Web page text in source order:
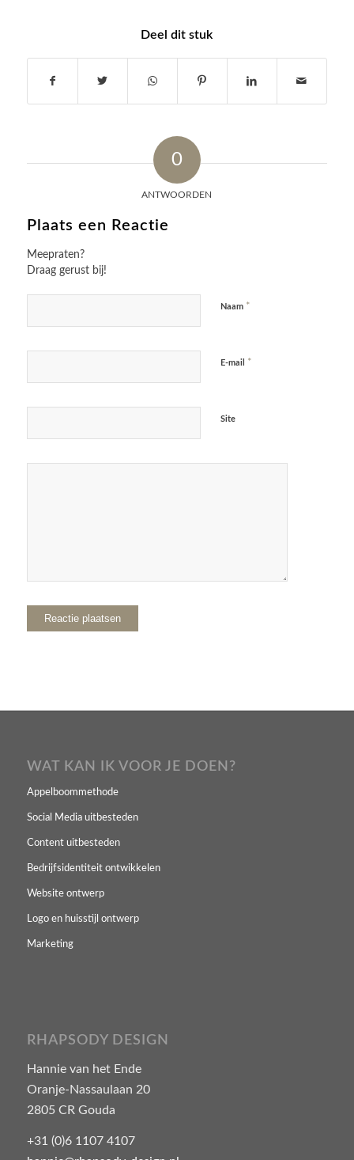
Deel dit stuk
0
ANTWOORDEN
Plaats een Reactie
Meepraten?
Draag gerust bij!
Naam *
E-mail *
Site
WAT KAN IK VOOR JE DOEN?
Appelboommethode
Social Media uitbesteden
Content uitbesteden
Bedrijfsidentiteit ontwikkelen
Website ontwerp
Logo en huisstijl ontwerp
Marketing
RHAPSODY DESIGN
Hannie van het Ende
Oranje-Nassaulaan 20
2805 CR Gouda
+31 (0)6 1107 4107